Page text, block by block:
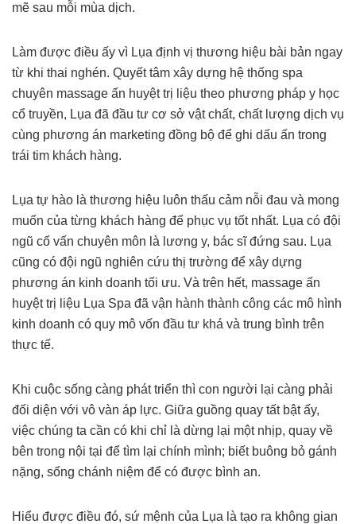
mẽ sau mỗi mùa dịch.
Làm được điều ấy vì Lụa định vị thương hiệu bài bản ngay
từ khi thai nghén. Quyết tâm xây dựng hệ thống spa
chuyên massage ấn huyệt trị liệu theo phương pháp y học
cổ truyền, Lụa đã đầu tư cơ sở vật chất, chất lượng dịch vụ
cùng phương án marketing đồng bộ để ghi dấu ấn trong
trái tim khách hàng.
Lụa tự hào là thương hiệu luôn thấu cảm nỗi đau và mong
muốn của từng khách hàng để phục vụ tốt nhất. Lụa có đội
ngũ cố vấn chuyên môn là lương y, bác sĩ đứng sau. Lụa
cũng có đội ngũ nghiên cứu thị trường để xây dựng
phương án kinh doanh tối ưu. Và trên hết, massage ấn
huyệt trị liệu Lụa Spa đã vận hành thành công các mô hình
kinh doanh có quy mô vốn đầu tư khá và trung bình trên
thực tế.
Khi cuộc sống càng phát triển thì con người lại càng phải
đối diện với vô vàn áp lực. Giữa guồng quay tất bật ấy,
việc chúng ta cần có khi chỉ là dừng lại một nhịp, quay về
bên trong nội tại để tìm lại chính mình; biết buông bỏ gánh
nặng, sống chánh niệm để có được bình an.
Hiểu được điều đó, sứ mệnh của Lụa là tạo ra không gian